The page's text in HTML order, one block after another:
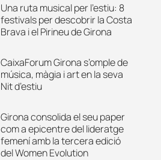
Una ruta musical per l’estiu: 8
festivals per descobrir la Costa
Brava i el Pirineu de Girona
CaixaForum Girona s’omple de
música, màgia i art en la seva
Nit d’estiu
Girona consolida el seu paper
com a epicentre del lideratge
femení amb la tercera edició
del Women Evolution